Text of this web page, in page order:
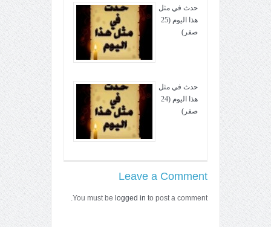
حدث في مثل
هذا اليوم (25
صفر)
حدث في مثل
هذا اليوم (24
صفر)
Leave a Comment
You must be logged in to post a comment.